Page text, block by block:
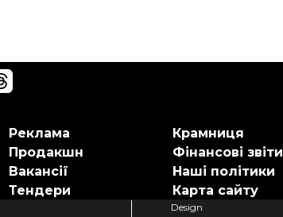
Реклама
Продакшн
Вакансії
Тендери
Крамниця
Фінансові звіти
Наші політики
Карта сайту
Design